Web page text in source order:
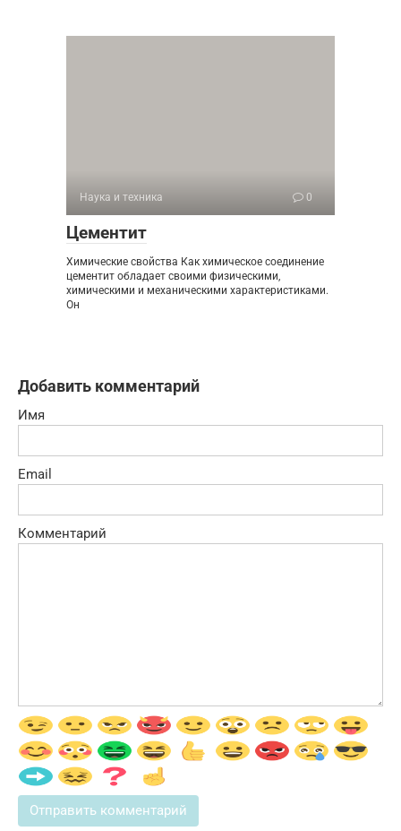
Наука и техника 0
Цементит
Химические свойства Как химическое соединение
цементит обладает своими физическими,
химическими и механическими характеристиками.
Он
Добавить комментарий
Имя
Email
Комментарий